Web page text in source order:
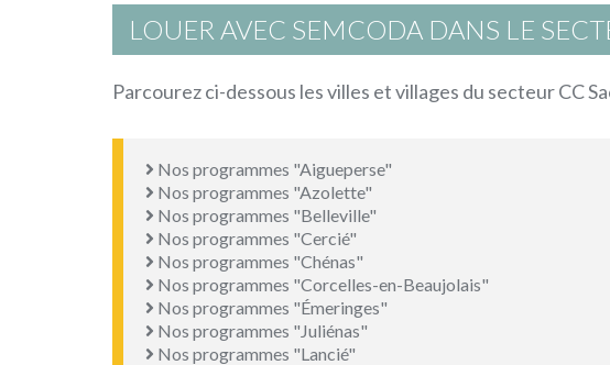
LOUER AVEC SEMCODA DANS LE
Parcourez ci-dessous les villes et villages du secteur CC
Nos programmes "Aigueperse"
Nos programmes "Azolette"
Nos programmes "Belleville"
Nos programmes "Cercié"
Nos programmes "Chénas"
Nos programmes "Corcelles-en-Beaujolais"
Nos programmes "Émeringes"
Nos programmes "Juliénas"
Nos programmes "Lancié"